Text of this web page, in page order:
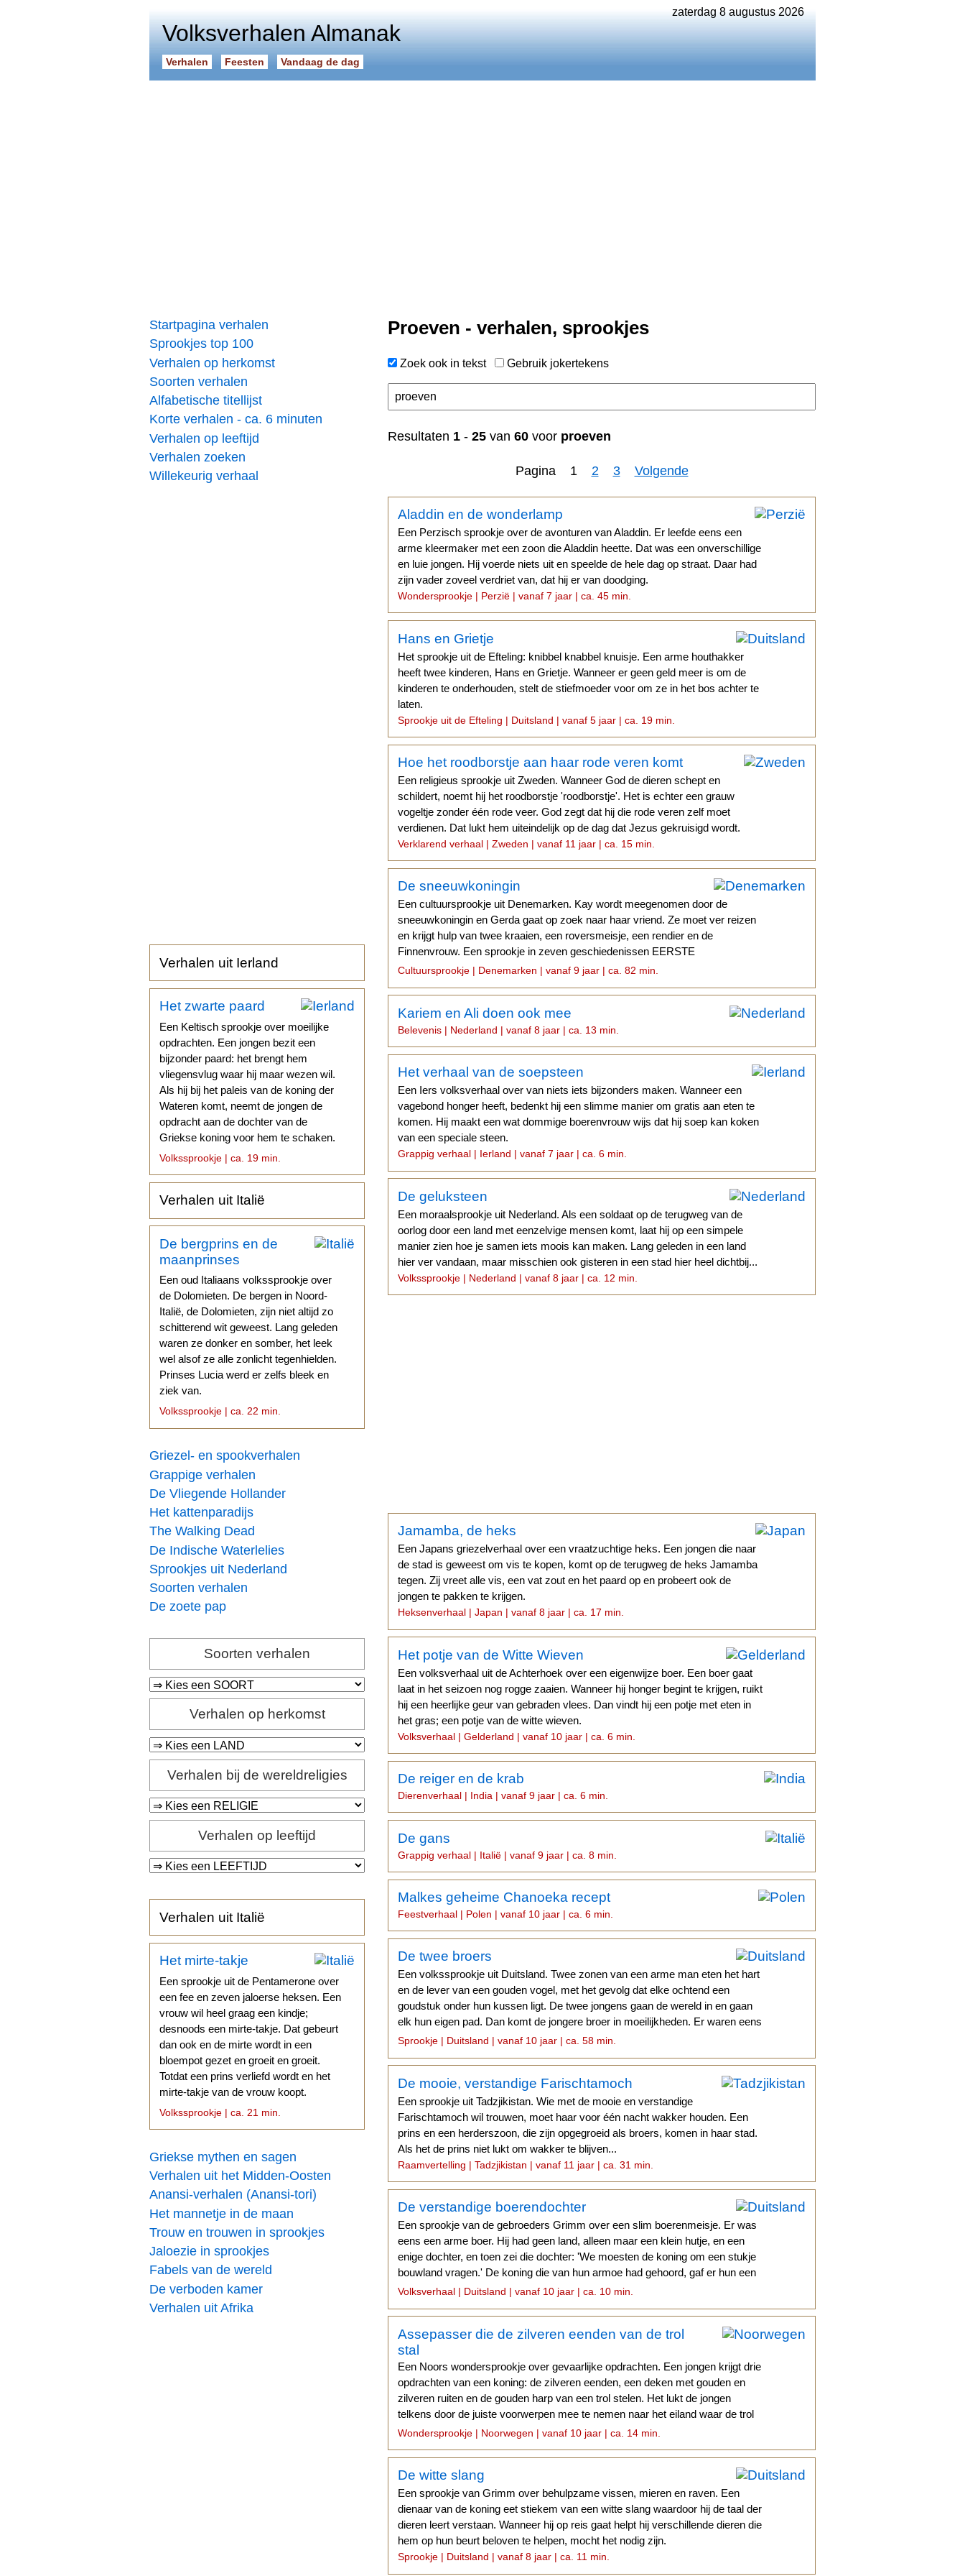
zaterdag 8 augustus 2026
Volksverhalen Almanak
Verhalen Feesten Vandaag de dag
Startpagina verhalen
Sprookjes top 100
Verhalen op herkomst
Soorten verhalen
Alfabetische titellijst
Korte verhalen - ca. 6 minuten
Verhalen op leeftijd
Verhalen zoeken
Willekeurig verhaal
Verhalen uit Ierland
Het zwarte paard
Een Keltisch sprookje over moeilijke
opdrachten. Een jongen bezit een
bijzonder paard: het brengt hem
vliegensvlug waar hij maar wezen wil.
Als hij bij het paleis van de koning der
Wateren komt, neemt de jongen de
opdracht aan de dochter van de
Griekse koning voor hem te schaken.
Volkssprookje | ca. 19 min.
Verhalen uit Italië
De bergprins en de
maanprinses
Een oud Italiaans volkssprookje over
de Dolomieten. De bergen in Noord-
Italië, de Dolomieten, zijn niet altijd zo
schitterend wit geweest. Lang geleden
waren ze donker en somber, het leek
wel alsof ze alle zonlicht tegenhielden.
Prinses Lucia werd er zelfs bleek en
ziek van.
Volkssprookje | ca. 22 min.
Griezel- en spookverhalen
Grappige verhalen
De Vliegende Hollander
Het kattenparadijs
The Walking Dead
De Indische Waterlelies
Sprookjes uit Nederland
Soorten verhalen
De zoete pap
Soorten verhalen
Verhalen op herkomst
Verhalen bij de wereldreligies
Verhalen op leeftijd
Verhalen uit Italië
Het mirte-takje
Een sprookje uit de Pentamerone over
een fee en zeven jaloerse heksen. Een
vrouw wil heel graag een kindje;
desnoods een mirte-takje. Dat gebeurt
dan ook en de mirte wordt in een
bloempot gezet en groeit en groeit.
Totdat een prins verliefd wordt en het
mirte-takje van de vrouw koopt.
Volkssprookje | ca. 21 min.
Griekse mythen en sagen
Verhalen uit het Midden-Oosten
Anansi-verhalen (Anansi-tori)
Het mannetje in de maan
Trouw en trouwen in sprookjes
Jaloezie in sprookjes
Fabels van de wereld
De verboden kamer
Verhalen uit Afrika
Proeven - verhalen, sprookjes
Zoek ook in tekst Gebruik jokertekens
Resultaten 1 - 25 van 60 voor proeven
Pagina 1 2 3 Volgende
Aladdin en de wonderlamp
Een Perzisch sprookje over de avonturen van Aladdin. Er leefde eens een
arme kleermaker met een zoon die Aladdin heette. Dat was een onverschillige
en luie jongen. Hij voerde niets uit en speelde de hele dag op straat. Daar had
zijn vader zoveel verdriet van, dat hij er van doodging.
Wondersprookje | Perzië | vanaf 7 jaar | ca. 45 min.
Hans en Grietje
Het sprookje uit de Efteling: knibbel knabbel knuisje. Een arme houthakker
heeft twee kinderen, Hans en Grietje. Wanneer er geen geld meer is om de
kinderen te onderhouden, stelt de stiefmoeder voor om ze in het bos achter te
laten.
Sprookje uit de Efteling | Duitsland | vanaf 5 jaar | ca. 19 min.
Hoe het roodborstje aan haar rode veren komt
Een religieus sprookje uit Zweden. Wanneer God de dieren schept en
schildert, noemt hij het roodborstje 'roodborstje'. Het is echter een grauw
vogeltje zonder één rode veer. God zegt dat hij die rode veren zelf moet
verdienen. Dat lukt hem uiteindelijk op de dag dat Jezus gekruisigd wordt.
Verklarend verhaal | Zweden | vanaf 11 jaar | ca. 15 min.
De sneeuwkoningin
Een cultuursprookje uit Denemarken. Kay wordt meegenomen door de
sneeuwkoningin en Gerda gaat op zoek naar haar vriend. Ze moet ver reizen
en krijgt hulp van twee kraaien, een roversmeisje, een rendier en de
Finnenvrouw. Een sprookje in zeven geschiedenissen EERSTE
GESCHIEDENIS...
Cultuursprookje | Denemarken | vanaf 9 jaar | ca. 82 min.
Kariem en Ali doen ook mee
Belevenis | Nederland | vanaf 8 jaar | ca. 13 min.
Het verhaal van de soepsteen
Een Iers volksverhaal over van niets iets bijzonders maken. Wanneer een
vagebond honger heeft, bedenkt hij een slimme manier om gratis aan eten te
komen. Hij maakt een wat dommige boerenvrouw wijs dat hij soep kan koken
van een speciale steen.
Grappig verhaal | Ierland | vanaf 7 jaar | ca. 6 min.
De geluksteen
Een moraalsprookje uit Nederland. Als een soldaat op de terugweg van de
oorlog door een land met eenzelvige mensen komt, laat hij op een simpele
manier zien hoe je samen iets moois kan maken. Lang geleden in een land
hier ver vandaan, maar misschien ook gisteren in een stad hier heel dichtbij...
Volkssprookje | Nederland | vanaf 8 jaar | ca. 12 min.
Jamamba, de heks
Een Japans griezelverhaal over een vraatzuchtige heks. Een jongen die naar
de stad is geweest om vis te kopen, komt op de terugweg de heks Jamamba
tegen. Zij vreet alle vis, een vat zout en het paard op en probeert ook de
jongen te pakken te krijgen.
Heksenverhaal | Japan | vanaf 8 jaar | ca. 17 min.
Het potje van de Witte Wieven
Een volksverhaal uit de Achterhoek over een eigenwijze boer. Een boer gaat
laat in het seizoen nog rogge zaaien. Wanneer hij honger begint te krijgen, ruikt
hij een heerlijke geur van gebraden vlees. Dan vindt hij een potje met eten in
het gras; een potje van de witte wieven.
Volksverhaal | Gelderland | vanaf 10 jaar | ca. 6 min.
De reiger en de krab
Dierenverhaal | India | vanaf 9 jaar | ca. 6 min.
De gans
Grappig verhaal | Italië | vanaf 9 jaar | ca. 8 min.
Malkes geheime Chanoeka recept
Feestverhaal | Polen | vanaf 10 jaar | ca. 6 min.
De twee broers
Een volkssprookje uit Duitsland. Twee zonen van een arme man eten het hart
en de lever van een gouden vogel, met het gevolg dat elke ochtend een
goudstuk onder hun kussen ligt. De twee jongens gaan de wereld in en gaan
elk hun eigen pad. Dan komt de jongere broer in moeilijkheden. Er waren eens
twee broers...
Sprookje | Duitsland | vanaf 10 jaar | ca. 58 min.
De mooie, verstandige Farischtamoch
Een sprookje uit Tadzjikistan. Wie met de mooie en verstandige
Farischtamoch wil trouwen, moet haar voor één nacht wakker houden. Een
prins en een herderszoon, die zijn opgegroeid als broers, komen in haar stad.
Als het de prins niet lukt om wakker te blijven...
Raamvertelling | Tadzjikistan | vanaf 11 jaar | ca. 31 min.
De verstandige boerendochter
Een sprookje van de gebroeders Grimm over een slim boerenmeisje. Er was
eens een arme boer. Hij had geen land, alleen maar een klein hutje, en een
enige dochter, en toen zei die dochter: 'We moesten de koning om een stukje
bouwland vragen.' De koning die van hun armoe had gehoord, gaf er hun een
stukje wei bij...
Volksverhaal | Duitsland | vanaf 10 jaar | ca. 10 min.
Assepasser die de zilveren eenden van de trol
stal
Een Noors wondersprookje over gevaarlijke opdrachten. Een jongen krijgt drie
opdrachten van een koning: de zilveren eenden, een deken met gouden en
zilveren ruiten en de gouden harp van een trol stelen. Het lukt de jongen
telkens door de juiste voorwerpen mee te nemen naar het eiland waar de trol
woont.
Wondersprookje | Noorwegen | vanaf 10 jaar | ca. 14 min.
De witte slang
Een sprookje van Grimm over behulpzame vissen, mieren en raven. Een
dienaar van de koning eet stiekem van een witte slang waardoor hij de taal der
dieren leert verstaan. Wanneer hij op reis gaat helpt hij verschillende dieren die
hem op hun beurt beloven te helpen, mocht het nodig zijn.
Sprookje | Duitsland | vanaf 8 jaar | ca. 11 min.